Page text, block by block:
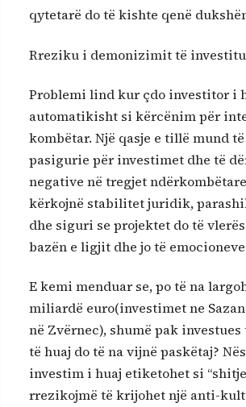
qytetarë do të kishte qenë
Rreziku i demonizimit të
Problemi lind kur çdo investitor i
automatikisht si kërcënim për
kombëtar. Një qasje e tillë mund
pasigurie për investimet dhe të
negative në tregjet
kërkojnë stabilitet juridik,
dhe siguri se projektet do të
bazën e ligjit dhe jo të
E kemi menduar se, po të na
miliardë euro(investimet ne
në Zvërnec), shumë pak
të huaj do të na vijnë paskëtaj?
investim i huaj etiketohet si
rrezikojmë të krijohet një anti-